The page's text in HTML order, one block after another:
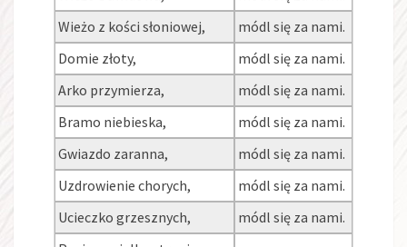
Wieżo z kości słoniowej,
módl się za nami.
Domie złoty,
módl się za nami.
Arko przymierza,
módl się za nami.
Bramo niebieska,
módl się za nami.
Gwiazdo zaranna,
módl się za nami.
Uzdrowienie chorych,
módl się za nami.
Ucieczko grzesznych,
módl się za nami.